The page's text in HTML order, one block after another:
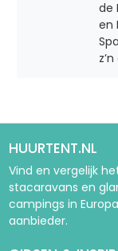
de
en
HUURTENT.NL
Vind en vergelijk
stacaravans en
campings in
aanbieder.